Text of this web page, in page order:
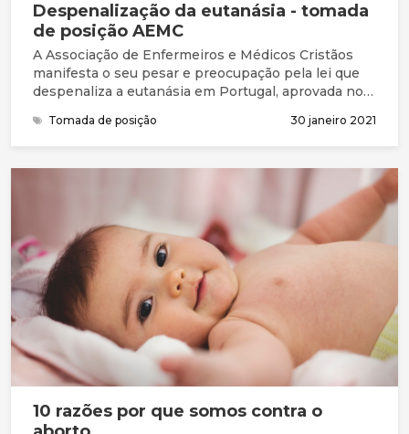
Despenalização da eutanásia - tomada
de posição AEMC
A Associação de Enfermeiros e Médicos Cristãos
manifesta o seu pesar e preocupação pela lei que
despenaliza a eutanásia em Portugal, aprovada no
juristas consideram que esta decisão entra em
contradição com a Constituição da República
Portuguesa, que refere categoricamente no seu
Tomada de posição 30 janeiro 2021
10 razões por que somos contra o